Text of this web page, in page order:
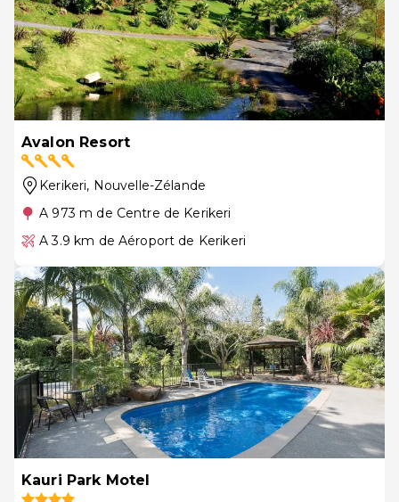
Avalon Resort
Kerikeri, Nouvelle-Zélande
A 973 m de Centre de Kerikeri
A 3.9 km de Aéroport de Kerikeri
Kauri Park Motel